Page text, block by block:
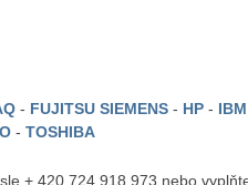
- FUJITSU SIEMENS - HP -
- TOSHIBA
+ 420 724 918 973 nebo